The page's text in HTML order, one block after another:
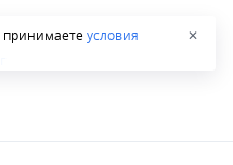
принимаетеусловия
✕